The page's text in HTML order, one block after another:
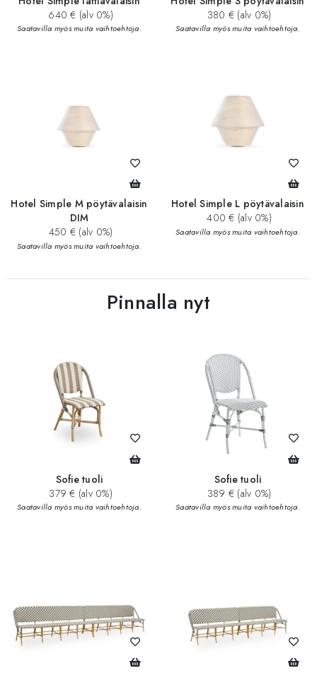
640 € (alv 0%)
Saatavilla myös muita vaihtoehtoja.
380 € (alv 0%)
Saatavilla myös muita vaihtoehtoja.
Hotel Simple M pöytävalaisin
DIM
450 € (alv 0%)
Saatavilla myös muita vaihtoehtoja.
Hotel Simple L pöytävalaisin
400 € (alv 0%)
Saatavilla myös muita vaihtoehtoja.
Pinnalla nyt
Sofie tuoli
379 € (alv 0%)
Saatavilla myös muita vaihtoehtoja.
Sofie tuoli
389 € (alv 0%)
Saatavilla myös muita vaihtoehtoja.